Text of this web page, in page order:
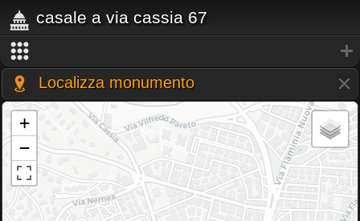
casale a via cassia 67
Localizza monumento
+
−